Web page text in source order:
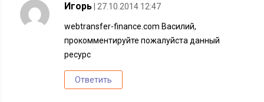
Игорь | 27.10.2014 12:47
webtransfer-finance.com Василий,
прокомментируйте пожалуйста данный
ресурс
Ответить